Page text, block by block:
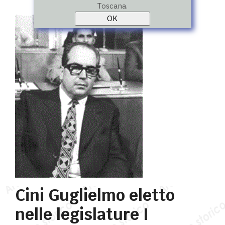
Toscana.
Cini Guglielmo eletto
nelle legislature I